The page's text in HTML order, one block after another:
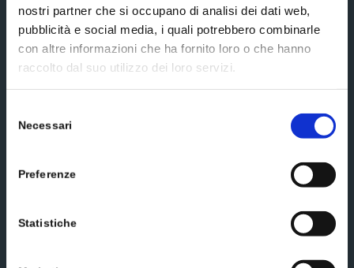
nostri partner che si occupano di analisi dei dati web,
pubblicità e social media, i quali potrebbero combinarle
con altre informazioni che ha fornito loro o che hanno
raccolto dal suo utilizzo dei loro servizi.
delNecessari
Preferenze
Statistiche
Social media
Send us a message